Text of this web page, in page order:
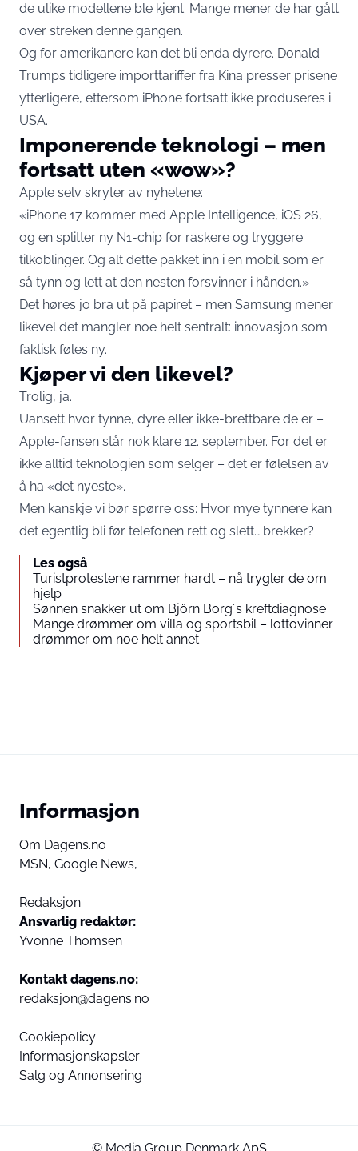
de ulike modellene ble kjent. Mange mener de har gått
over streken denne gangen.
Og for amerikanere kan det bli enda dyrere. Donald
Trumps tidligere importtariffer fra Kina presser prisene
ytterligere, ettersom iPhone fortsatt ikke produseres i
USA.
Imponerende teknologi – men
fortsatt uten «wow»?
Apple selv skryter av nyhetene:
«iPhone 17 kommer med Apple Intelligence, iOS 26,
og en splitter ny N1-chip for raskere og tryggere
tilkoblinger. Og alt dette pakket inn i en mobil som er
så tynn og lett at den nesten forsvinner i hånden.»
Det høres jo bra ut på papiret – men Samsung mener
likevel det mangler noe helt sentralt: innovasjon som
faktisk føles ny.
Kjøper vi den likevel?
Trolig, ja.
Uansett hvor tynne, dyre eller ikke-brettbare de er –
Apple-fansen står nok klare 12. september. For det er
ikke alltid teknologien som selger – det er følelsen av
å ha «det nyeste».
Men kanskje vi bør spørre oss: Hvor mye tynnere kan
det egentlig bli før telefonen rett og slett… brekker?
Les også
Turistprotestene rammer hardt – nå trygler de om
hjelp
Sønnen snakker ut om Björn Borg´s kreftdiagnose
Mange drømmer om villa og sportsbil – lottovinner
drømmer om noe helt annet
Informasjon
Om Dagens.no
MSN, Google News,
Redaksjon:
Ansvarlig redaktør:
Yvonne Thomsen
Kontakt dagens.no:
redaksjon@dagens.no
Cookiepolicy:
Informasjonskapsler
Salg og Annonsering